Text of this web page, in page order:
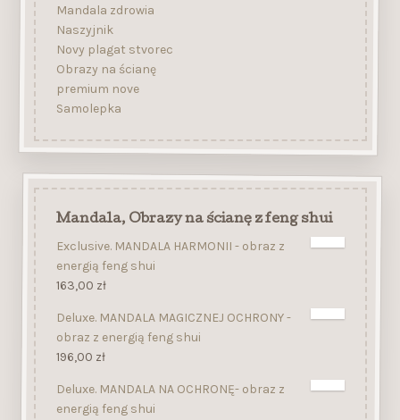
Mandala zdrowia
Naszyjnik
Novy plagat stvorec
Obrazy na ścianę
premium nove
Samolepka
Mandala, Obrazy na ścianę z feng shui
Exclusive. MANDALA HARMONII - obraz z
energią feng shui
163,00 zł
Deluxe. MANDALA MAGICZNEJ OCHRONY -
obraz z energią feng shui
196,00 zł
Deluxe. MANDALA NA OCHRONĘ- obraz z
energią feng shui